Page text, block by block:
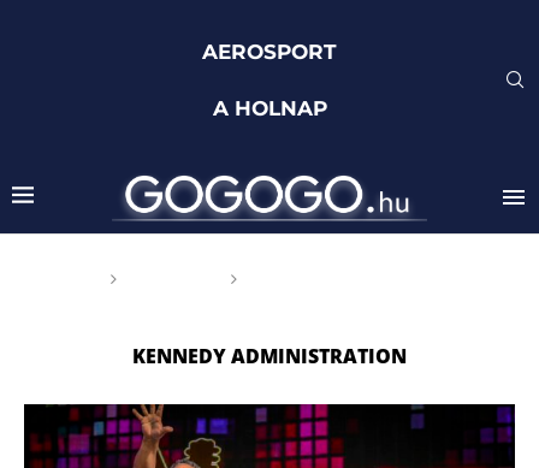
AEROSPORT
A HOLNAP
KENNEDY ADMINISTRATION